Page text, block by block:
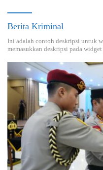
Berita Kriminal
Ini adalah contoh deskripsi untuk
memasukkan deskripsi pada